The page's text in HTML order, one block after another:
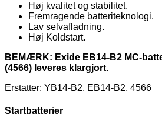
Høj kvalitet og stabilitet.
Fremragende batteriteknologi.
Lav selvafladning.
Høj Koldstart.
BEMÆRK: Exide EB14-B2 MC-
(4566) leveres klargjort.
Erstatter: YB14-B2, EB14-B2, 4566
Startbatterier